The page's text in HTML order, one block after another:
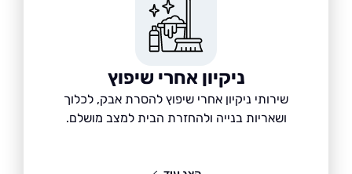
ניקיון אחרי שיפוץ
שירותי ניקיון אחרי שיפוץ להסרת אבק, לכלוך
ושאריות בנייה ולהחזרת הבית למצב מושלם.